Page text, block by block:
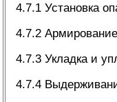
4.7.1 Установка
4.7.2
4.7.3 Укладка и
4.7.4